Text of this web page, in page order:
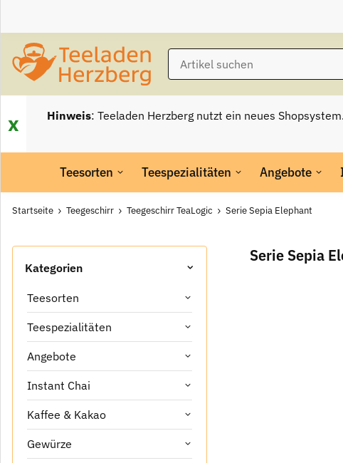
x Hinweis: Teeladen Herzberg nutzt ein neues
Teesorten Teespezialitäten Angebote
Startseite Teegeschirr Teegeschirr TeaLogic Serie Sepia Elephant
Serie Sepia
Kategorien
Teesorten
Teespezialitäten
Angebote
Instant Chai
Kaffee & Kakao
Gewürze